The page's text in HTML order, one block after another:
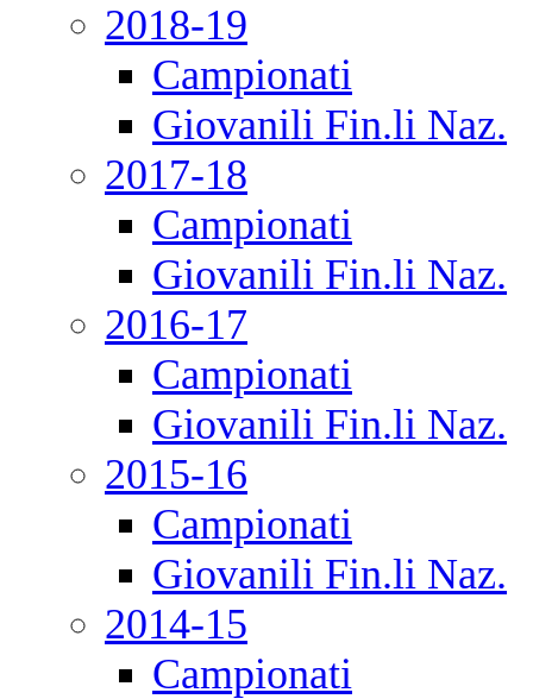
2018-19
Campionati
Giovanili Fin.li Naz.
2017-18
Campionati
Giovanili Fin.li Naz.
2016-17
Campionati
Giovanili Fin.li Naz.
2015-16
Campionati
Giovanili Fin.li Naz.
2014-15
Campionati